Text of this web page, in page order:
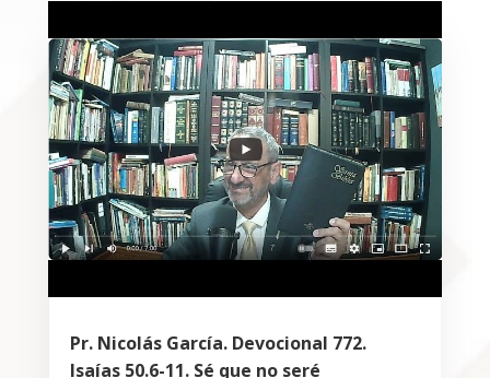
Pr. Nicolás García. Devocional 772.
Isaías 50.6-11. Sé que no seré